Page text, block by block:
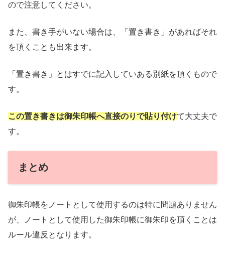
ので注意してください。
また、書き手がいない場合は、「置き書き」があればそれ
を頂くことも出来ます。
「置き書き」とはすでに記入していある別紙を頂くもので
す。
この置き書きは御朱印帳へ直接のりで貼り付けて大丈夫で
す。
まとめ
御朱印帳をノートとして使用するのは特に問題ありません
が、ノートとして使用した御朱印帳に御朱印を頂くことは
ルール違反となります。